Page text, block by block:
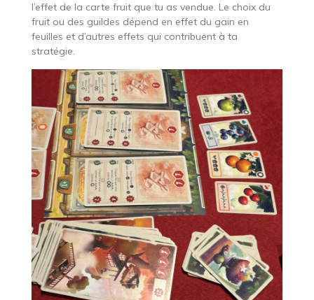
l’effet de la carte fruit que tu as vendue. Le choix du
fruit ou des guildes dépend en effet du gain en
feuilles et d’autres effets qui contribuent à ta
stratégie.